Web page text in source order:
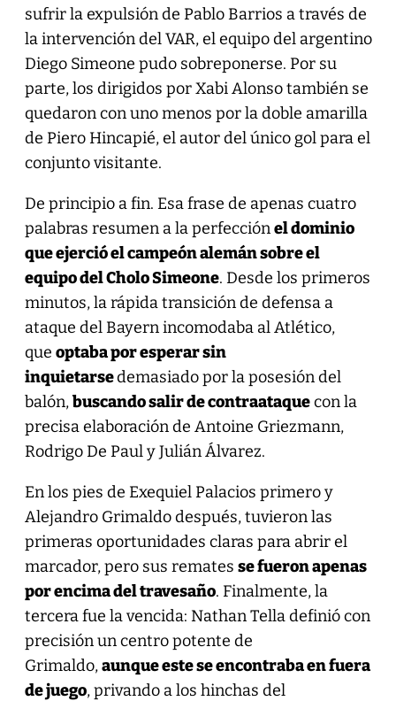
sufrir la expulsión de Pablo Barrios a través de
la intervención del VAR, el equipo del argentino
Diego Simeone pudo sobreponerse. Por su
parte, los dirigidos por Xabi Alonso también se
quedaron con uno menos por la doble amarilla
de Piero Hincapié, el autor del único gol para el
conjunto visitante.
De principio a fin. Esa frase de apenas cuatro
palabras resumen a la perfecciónel dominio
que ejerció el campeón alemán sobre el
equipo del Cholo Simeone. Desde los primeros
minutos, la rápida transición de defensa a
ataque del Bayern incomodaba al Atlético,
que optaba por esperar sin
inquietarsedemasiado por la posesión del
balón,buscando salir de contraataquecon la
precisa elaboración de Antoine Griezmann,
Rodrigo De Paul y Julián Álvarez.
En los pies de Exequiel Palacios primero y
Alejandro Grimaldo después, tuvieron las
primeras oportunidades claras para abrir el
marcador, pero sus remates se fueron apenas
por encima del travesaño. Finalmente, la
tercera fue la vencida: Nathan Tella definió con
precisión un centro potente de
Grimaldo,aunque este se encontraba en fuera
de juego, privando a los hinchas del